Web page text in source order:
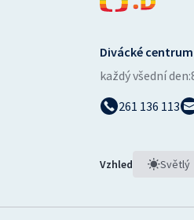
Divácké centrum
každý všední den:
261 136 113
Vzhled Světlý